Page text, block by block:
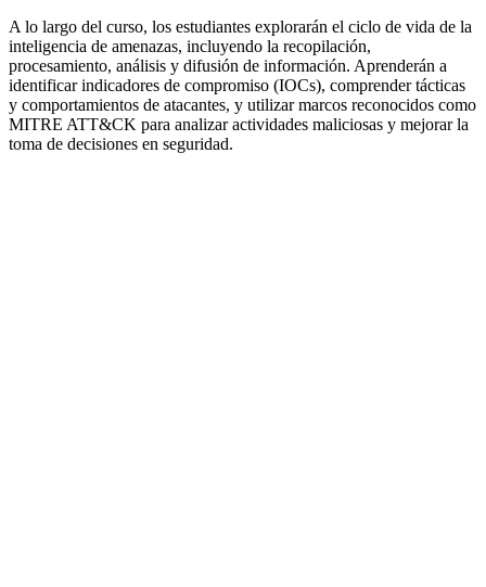
A lo largo del curso, los estudiantes explorarán el ciclo de vida de la
inteligencia de amenazas, incluyendo la recopilación,
procesamiento, análisis y difusión de información. Aprenderán a
identificar indicadores de compromiso (IOCs), comprender tácticas
y comportamientos de atacantes, y utilizar marcos reconocidos como
MITRE ATT&CK para analizar actividades maliciosas y mejorar la
toma de decisiones en seguridad.